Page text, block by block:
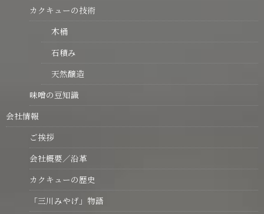
カクキューの技術
木桶
石積み
天然醸造
味噌の豆知識
会社情報
ご挨拶
会社概要／沿革
カクキューの歴史
「三川みやげ」物語